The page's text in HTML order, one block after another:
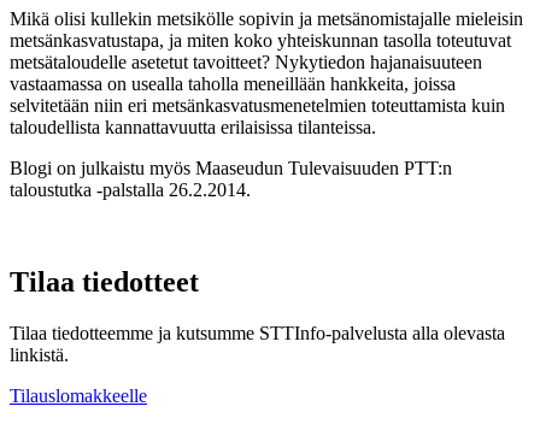
Mikä olisi kullekin metsikölle sopivin ja metsänomistajalle mieleisin
metsänkasvatustapa, ja miten koko yhteiskunnan tasolla toteutuvat
metsätaloudelle asetetut tavoitteet? Nykytiedon hajanaisuuteen
vastaamassa on usealla taholla meneillään hankkeita, joissa
selvitetään niin eri metsänkasvatusmenetelmien toteuttamista kuin
taloudellista kannattavuutta erilaisissa tilanteissa.
Blogi on julkaistu myös Maaseudun Tulevaisuuden PTT:n
taloustutka -palstalla 26.2.2014.
Tilaa tiedotteet
Tilaa tiedotteemme ja kutsumme STTInfo-palvelusta alla olevasta
linkistä.
Tilauslomakkeelle